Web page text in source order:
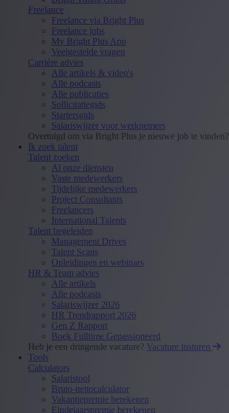
Freelance
Freelance via Bright Plus
Freelance jobs
My Bright Plus App
Veelgestelde vragen
Carrière advies
Alle artikels & video's
Alle podcasts
Alle publicaties
Sollicitatiegids
Startersgids
Salariswijzer voor werknemers
Overtuigd om via Bright Plus je nieuwe job te vinden?
Ik zoek talent
Talent zoeken
Al onze diensten
Vaste medewerkers
Tijdelijke medewerkers
Project Consultants
Freelancers
International Talents
Talent begeleiden
Management Drives
Talent Scans
Opleidingen en webinars
HR & Team advies
Alle artikels
Alle podcasts
Salariswijzer 2026
HR Trendrapport 2026
Gen Z Rapport
Boek Fulltime Gepassioneerd
Heb je een dringende vacature? Vacature insturen
Tools
Calculators
Salaristool
Bruto-nettocalculator
Vakantiepremie berekenen
Eindejaarspremie berekenen